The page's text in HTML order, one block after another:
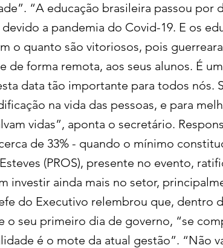
“A educação brasileira passou por
a pandemia do Covid-19. E os
o quanto são vitoriosos, pois
de forma remota, aos seus alunos. É
data tão importante para todos nós.
na vida das pessoas, e para
vidas”, aponta o secretário.
de 33% - quando o mínimo
(PROS), presente no evento,
investir ainda mais no setor,
do Executivo relembrou que, dentro
o seu primeiro dia de governo, “se
é o mote da atual gestão”. “Não